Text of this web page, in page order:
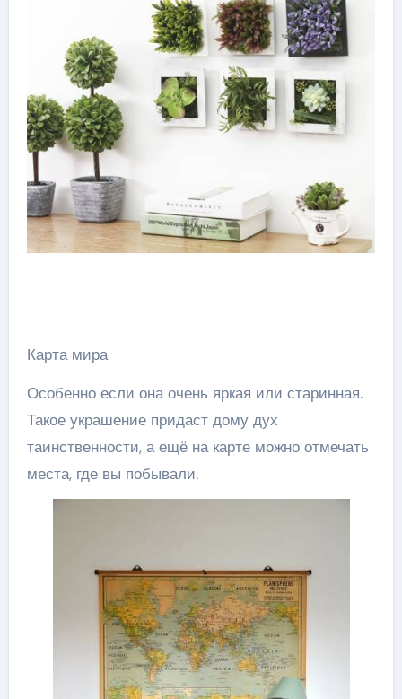
Карта мира
Особенно если она очень яркая или старинная.
Такое украшение придаст дому дух
таинственности, а ещё на карте можно отмечать
места, где вы побывали.